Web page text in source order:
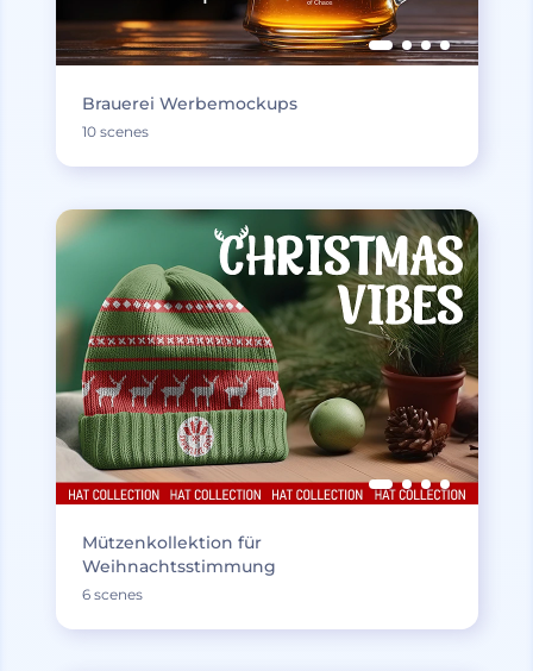
Brauerei Werbemockups
10 scenes
Mützenkollektion für
Weihnachtsstimmung
6 scenes